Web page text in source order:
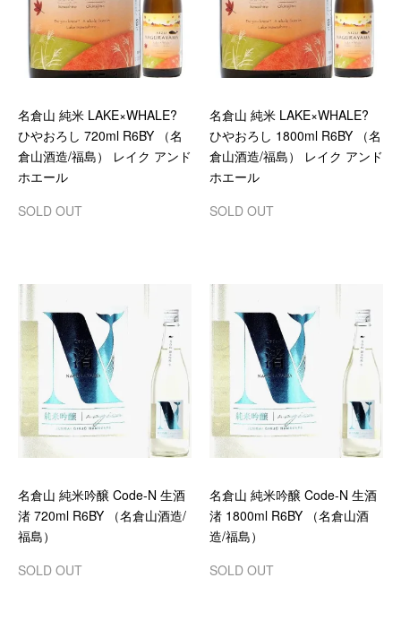
名倉山 純米 LAKE×WHALE?
ひやおろし 720ml R6BY （名
倉山酒造/福島） レイク アンド
ホエール
SOLD OUT
名倉山 純米 LAKE×WHALE?
ひやおろし 1800ml R6BY （名
倉山酒造/福島） レイク アンド
ホエール
SOLD OUT
名倉山 純米吟醸 Code-N 生酒
渚 720ml R6BY （名倉山酒造/
福島）
SOLD OUT
名倉山 純米吟醸 Code-N 生酒
渚 1800ml R6BY （名倉山酒
造/福島）
SOLD OUT